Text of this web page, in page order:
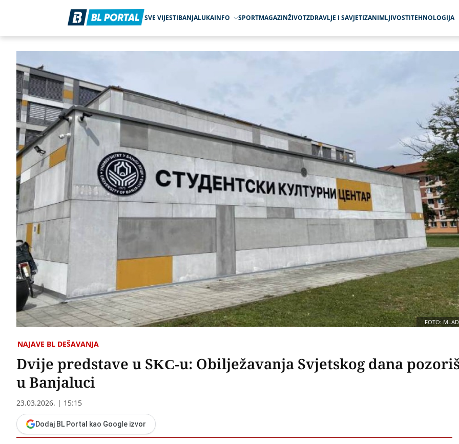
SVE VIJESTIBANJALUKAINFO SPORTMAGAZINŽIVOTZDRAVLJE I SAVJETIZANIMLJIVOSTITEHNOLOGIJA
FOTO:
NAJAVE BL DEŠAVANJA
Dvije predstave u SKC-u: Obilježavanja Svjetskog dana
u Banjaluci
23.03.2026. | 15:15
Dodaj BL Portal kao Google izvor